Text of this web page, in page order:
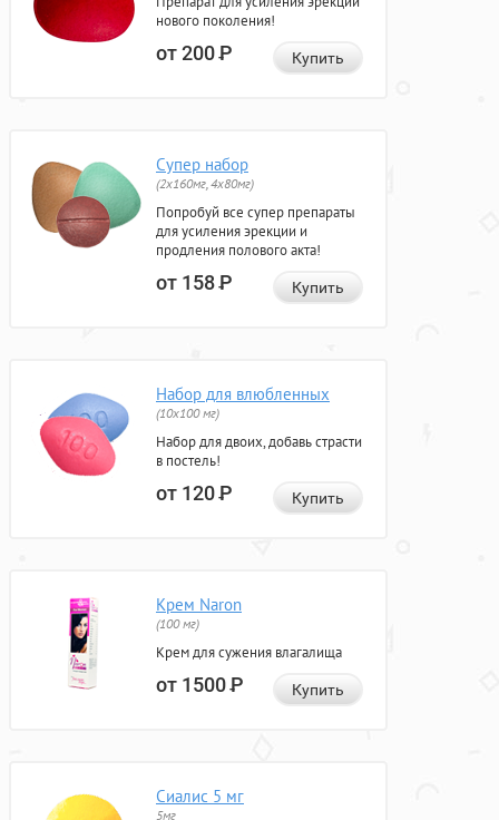
нового поколения!
от 200Р Купить
Супер набор
(2х160мг, 4х80мг)
Попробуй все супер препараты
для усиления эрекции и
продления полового акта!
от 158Р Купить
Набор для влюбленных
(10х100 мг)
Набор для двоих, добавь страсти
в постель!
от 120Р Купить
Крем Naron
(100 мг)
Крем для сужения влагалища
от 1500Р Купить
Сиалис 5 мг
5мг